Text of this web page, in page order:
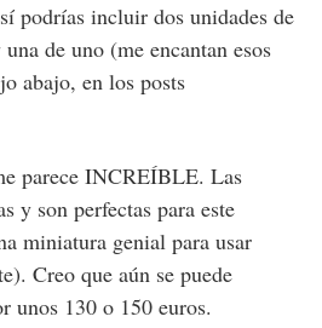
podrías incluir dos unidades de
de uno (me encantan esos
abajo, en los posts
parece INCREÍBLE. Las
y son perfectas para este
miniatura genial para usar
Creo que aún se puede
unos 130 o 150 euros.